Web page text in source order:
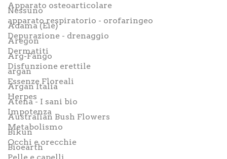
BLOG SALUTE
CONTATTI
AREA RISERVATA
Apparato osteoarticolare
apparato respiratorio - orofaringeo
Depurazione - drenaggio
Dermatiti
Disfunzione erettile
Essenze Floreali
Herpes
Impotenza
Metabolismo
Occhi e orecchie
Nessuno
Adama (Eie)
Aregon
Arg-Fango
argan
Argan Italia
Atena - I sani bio
Australian Bush Flowers
Bikun
Bioearth